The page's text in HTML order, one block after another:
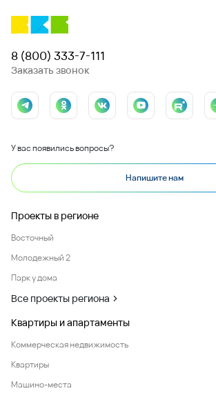
8 (800) 333-7-111
Заказать звонок
У вас появились вопросы?
Напишите нам
Проекты в регионе
Восточный
Молодежный 2
Парк у дома
Все проекты региона
Квартиры и апартаменты
Коммерческая недвижимость
Квартиры
Машино-места